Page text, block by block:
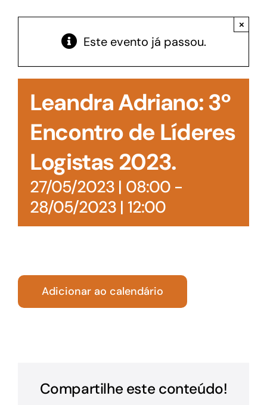
Acesso à Informação
Este evento já passou.
×
Leandra Adriano: 3º
Encontro de Líderes
Logistas 2023.
27/05/2023 | 08:00-
28/05/2023 | 12:00
Adicionar ao calendário
Compartilhe este conteúdo!